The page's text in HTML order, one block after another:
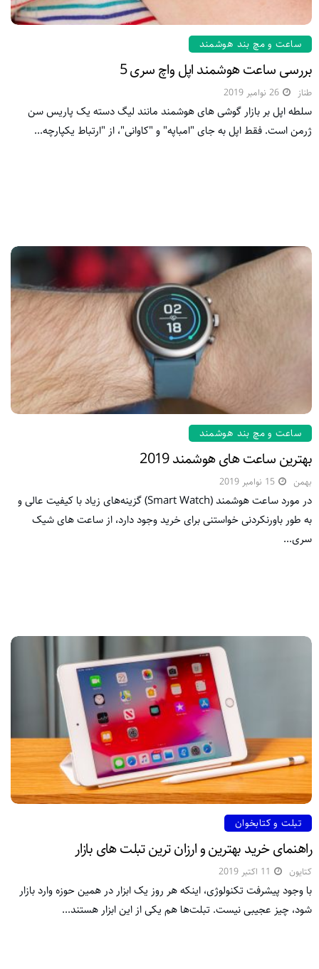
ساعت و مچ بند هوشمند
بررسی ساعت هوشمند اپل واچ سری 5
طناز 26 نوامبر 2019
سلطه اپل بر بازار گوشی های هوشمند مانند لیگ دسته یک پاریس سن
ژرمن است. فقط اپل به جای "امباپه" و "کاوانی"، از "ارتباط یکپارچه...
ساعت و مچ بند هوشمند
بهترین ساعت های هوشمند 2019
بهمن 15 نوامبر 2019
در مورد ساعت هوشمند (Smart Watch) گزینه‌های زیاد با کیفیت عالی و
به طور باورنکردنی خواستنی برای خرید وجود دارد، از ساعت های شیک
سری...
تبلت و کتابخوان
راهنمای خرید بهترین و ارزان ترین تبلت های بازار
کتایون 11 اکتبر 2019
با وجود پیشرفت تکنولوژی، اینکه هر روز یک ابزار در همین حوزه وارد بازار
شود، چیز عجیبی نیست. تبلت‌ها هم یکی از این ابزار هستند...